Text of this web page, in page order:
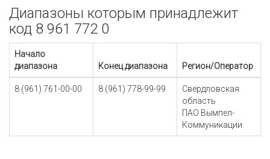
Диапазоны которым принадлежит
код 8 961 772 0
Начало
диапазона
Конец диапазона Регион/Оператор
8 (961) 761-00-00 8 (961) 778-99-99
Свердловская
область
ПАО Вымпел-
Коммуникации